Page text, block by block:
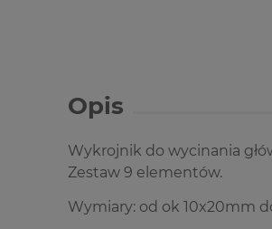
Opis
Wykrojnik do wycinania
Zestaw 9 elementów.
Wymiary: od ok 10x20mm